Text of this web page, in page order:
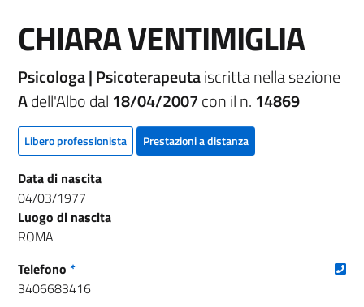
CHIARA VENTIMIGLIA
Psicologa | Psicoterapeutaiscritta nella sezione
Adell'Albo dal 18/04/2007con il n. 14869
Libero professionista Prestazioni a distanza
Data di nascita
04/03/1977
Luogo di nascita
ROMA
Telefono *
3406683416